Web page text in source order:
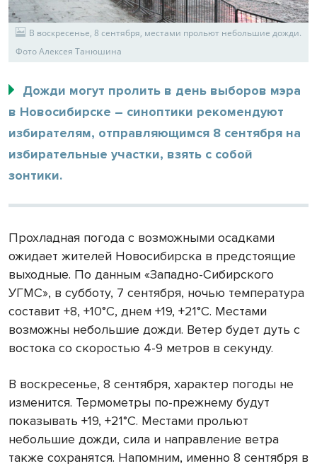
В воскресенье, 8 сентября, местами прольют небольшие дожди.
Фото Алексея Танюшина
Дожди могут пролить в день выборов мэра
в Новосибирске – синоптики рекомендуют
избирателям, отправляющимся 8 сентября на
избирательные участки, взять с собой
зонтики.
Прохладная погода с возможными осадками
ожидает жителей Новосибирска в предстоящие
выходные. По данным «Западно-Сибирского
УГМС», в субботу, 7 сентября, ночью температура
составит +8, +10°С, днем +19, +21°С. Местами
возможны небольшие дожди. Ветер будет дуть с
востока со скоростью 4-9 метров в секунду.
В воскресенье, 8 сентября, характер погоды не
изменится. Термометры по-прежнему будут
показывать +19, +21°С. Местами прольют
небольшие дожди, сила и направление ветра
также сохранятся. Напомним, именно 8 сентября в